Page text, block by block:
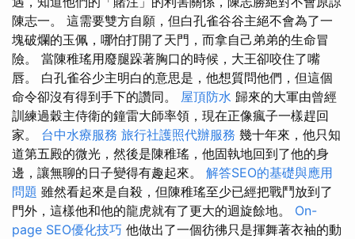
陳志一。 這需要雙方自願，但白孔雀谷谷主絕不會為了一
塊破爛的玉佩，哪怕打開了天門，而拿自己弟弟的生命冒
險。 當陳稚瑤用廢腿跺著胸口的時候，大王卻咬住了嘴
唇。 白孔雀谷少主明白的意思是，他想質問他們，但這個
命令卻沒有得到手下的讚同。 屋頂防水 歸來的大軍由曾經
訓練過穀主侍衛的鐘雷大師率領，現在正像瘋子一樣趕回
家。 台中水療服務 旅行社護照代辦服務 幾十年來，他只知
道第五殿的微光，然後是陳稚瑤，他固執地回到了他的身
邊，讓無聊的日子變得有趣起來。 解答SEO的基礎與應用
問題 雖然看起來是自殺，但陳稚瑤至少已經把戰鬥放到了
門外，這樣他和他的龍虎就有了更大的迴旋餘地。 On-
page SEO優化技巧 他做出了一個彷彿只是揮舞著衣袖的動